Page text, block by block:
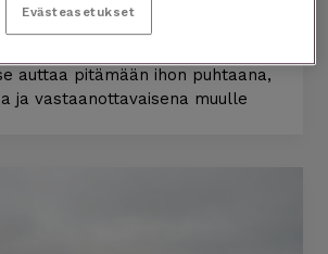
auttaa pitämään ihon puhtaana,
ja vastaanottavaisena muulle
Evästeasetukset